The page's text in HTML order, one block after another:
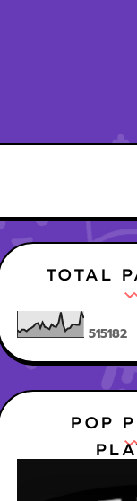
TOTAL
515182
POP